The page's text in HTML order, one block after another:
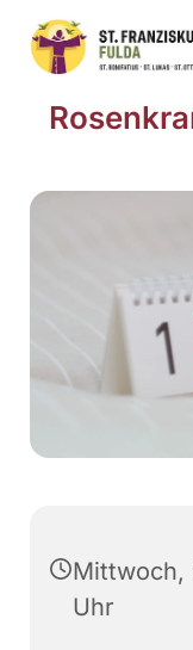
Mittwoch,
Uhr